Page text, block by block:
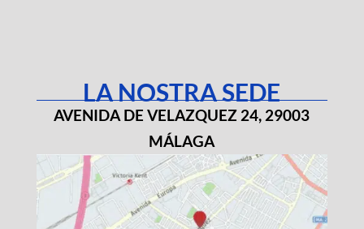
LA NOSTRA SEDE
AVENIDA DE VELAZQUEZ 24, 29003
MÁLAGA